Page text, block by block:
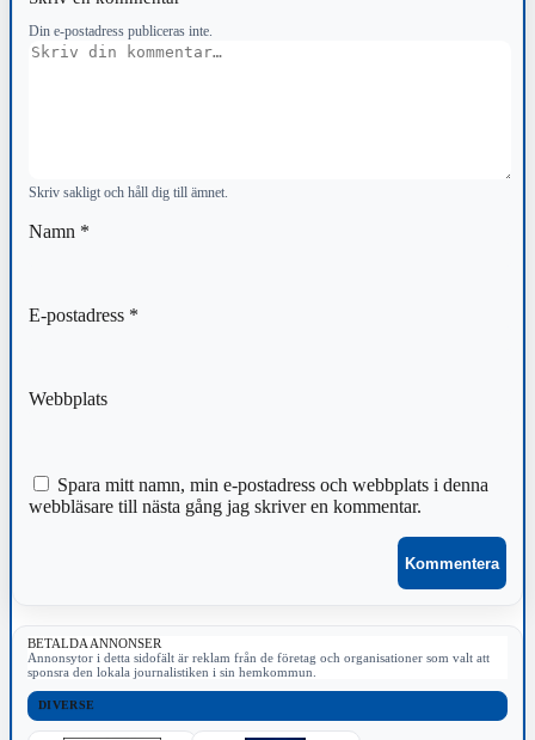
Din e-postadress publiceras inte.
Kommentar
Skriv sakligt och håll dig till ämnet.
Namn *
E-postadress *
Webbplats
Spara mitt namn, min e-postadress och webbplats i denna
webbläsare till nästa gång jag skriver en kommentar.
BETALDA ANNONSER
Annonsytor i detta sidofält är reklam från de företag och organisationer som valt att
sponsra den lokala journalistiken i sin hemkommun.
DIVERSE